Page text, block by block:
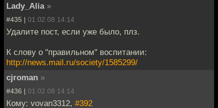
Lady_Alia »
#435 | 01.02.08 14:14
Удалите пост, если уже было, плз.
К слову о "правильном" воспитании:
http://news.mail.ru/society/1585299/
cjroman »
#436 | 01.02.08 14:14
Кому: vovan3312, #392